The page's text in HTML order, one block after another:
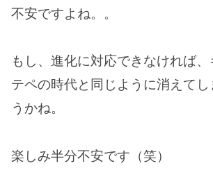
不安ですよね。。
もし、進化に対応できなければ、
テペの時代と同じように消えてし
うかね。
楽しみ半分不安です（笑）